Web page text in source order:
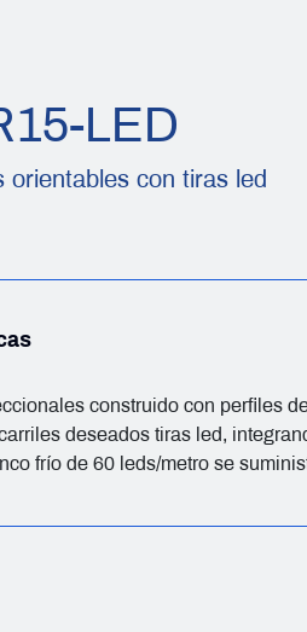
LED
orientables con tiras led
construido con perfiles
deseados tiras led,
frío de 60 leds/metro se